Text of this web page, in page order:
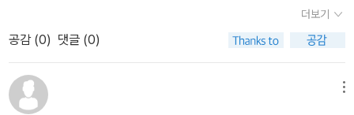
이 상쾌할 수가 없었다.돌아가는 길은 더욱 발이 가벼웠고 한번 거친
길이라 더욱 빨리 가지는 느낌도 들었다.여의도로 돌아오니 해냈다
는 뿌듯한 마음이 솟구쳤다. 그런데, 자전거를 타고가다 내가 자전거
가 좀 이상있는거같아 물어볼려고 지나가던 어느 직장인인듯한 남자
분께 물어보았다...자전거에 대해 물어보다가 어디로 가는거냐고 물
것 같은 일, 우리 앞에 놓이는 수많은 일들은 달콤하고 부드러운 얼굴
로만 등장하지 않는다. 험악하고 무서운 얼굴로 지레 겁을 먹고 포기
리지 않고 당당히 맞서 나아가는 모습을 이들의 수기에서 읽을 수 있
었다. 아주 특별한 이들이 아니라 바로 옆집 사람일 수도 있고 우리
말은 결국 길 위에서 온갖 생각을 하게 되고 인간적인 성장을 하게 된
다는 말이 아닐까 생각하며 책을 읽어나갔다. 서울토박이에 어쩔 수
없는 도시인인지라 글쓴이들의 이야기를 듣는 것만으로도 함께 동행
한 기분이 들었다. 좁은 땅이지만 아직도 못 가본 곳이 많고 그 어떤
나라보다 아름다운 산천을 간직한 나라가 바로 우리나라 아닌가. 한
더보기
공감 (0) 댓글 (0)